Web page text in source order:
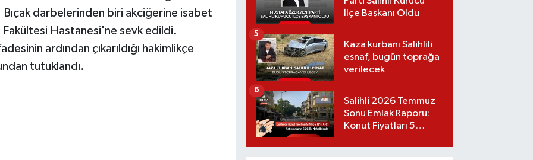
darbelerinden biri akciğerine isabet
Fakültesi Hastanesi'ne sevk edildi.
ardından çıkarıldığı hakimlikçe
tutuklandı.
İlçe Başkanı Oldu
Kaza kurbanı Salihlili
esnaf, bugün toprağa
verilecek
5
Salihli 2026 Temmuz
Sonu Emlak Raporu:
Konut Fiyatları 5
6